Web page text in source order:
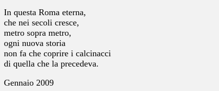
In questa Roma eterna,
che nei secoli cresce,
metro sopra metro,
ogni nuova storia
non fa che coprire i calcinacci
di quella che la precedeva.
Gennaio 2009